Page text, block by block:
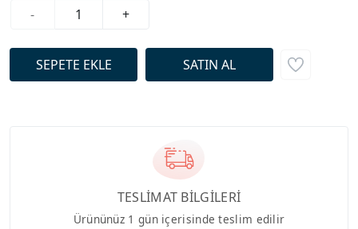
-
+
TESLİMAT BİLGİLERİ
Ürününüz 1 gün içerisinde teslim edilir